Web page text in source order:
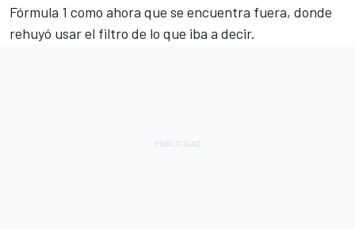
Fórmula 1 como ahora que se encuentra fuera, donde
rehuyó usar el filtro de lo que iba a decir.